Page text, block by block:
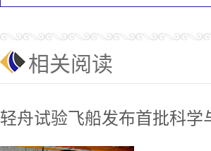
相关阅读
轻舟试验飞船发布首批科学